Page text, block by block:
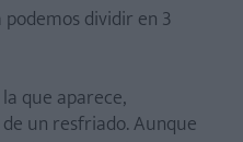
dividir en 3
la que aparece,
un resfriado. Aunque